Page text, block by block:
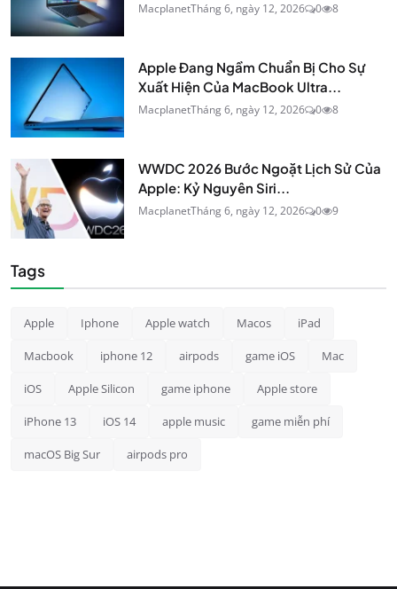
MacplanetTháng 6, ngày 12, 2026 0 8
Apple Đang Ngầm Chuẩn Bị Cho Sự
Xuất Hiện Của MacBook Ultra...
MacplanetTháng 6, ngày 12, 2026 0 8
WWDC 2026 Bước Ngoặt Lịch Sử Của
Apple: Kỷ Nguyên Siri...
MacplanetTháng 6, ngày 12, 2026 0 9
Tags
Apple Iphone Apple watch Macos iPad
Macbook iphone 12 airpods game iOS Mac
iOS Apple Silicon game iphone Apple store
iPhone 13 iOS 14 apple music game miễn phí
macOS Big Sur airpods pro